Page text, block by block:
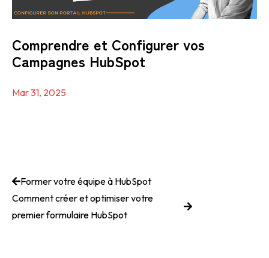
Comprendre et Configurer vos
Campagnes HubSpot
Mar 31, 2025
Former votre équipe à HubSpot
Comment créer et optimiser votre
premier formulaire HubSpot